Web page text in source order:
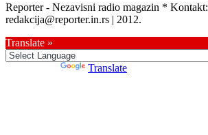
Reporter - Nezavisni radio magazin * Kontakt:
redakcija@reporter.in.rs | 2012.
Translate »
Translate